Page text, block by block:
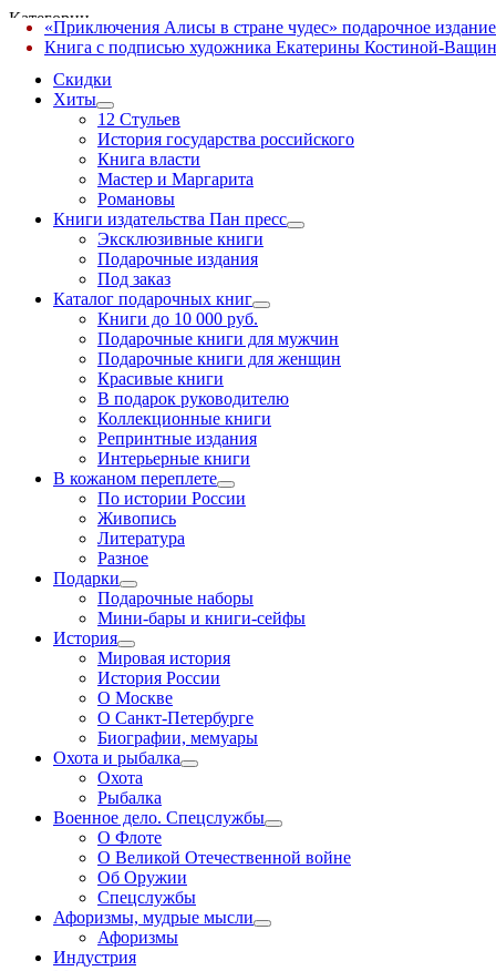
Категории
Скидки
Хиты
12 Стульев
История государства российского
Книга власти
Мастер и Маргарита
Романовы
Книги издательства Пан пресс
Эксклюзивные книги
Подарочные издания
Под заказ
Каталог подарочных книг
Книги до 10 000 руб.
Подарочные книги для мужчин
Подарочные книги для женщин
Красивые книги
В подарок руководителю
Коллекционные книги
Репринтные издания
Интерьерные книги
В кожаном переплете
По истории России
Живопись
Литература
Разное
Подарки
Подарочные наборы
Мини-бары и книги-сейфы
История
Мировая история
История России
О Москве
О Санкт-Петербурге
Биографии, мемуары
Охота и рыбалка
Охота
Рыбалка
Военное дело. Спецслужбы
О Флоте
О Великой Отечественной войне
Об Оружии
Спецслужбы
Афоризмы, мудрые мысли
Афоризмы
Индустрия
«Приключения Алисы в стране чудес» подарочное издание
Книга с подписью художника Екатерины Костиной-